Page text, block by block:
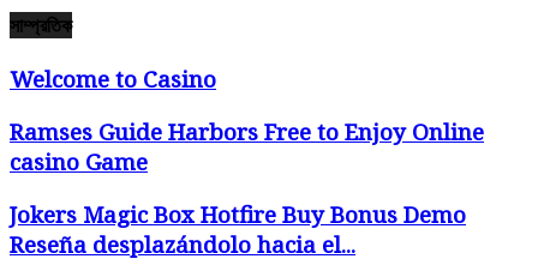
সাম্প্রতিক
Welcome to Casino
Ramses Guide Harbors Free to Enjoy Online
casino Game
Jokers Magic Box Hotfire Buy Bonus Demo
Reseña desplazándolo hacia el...